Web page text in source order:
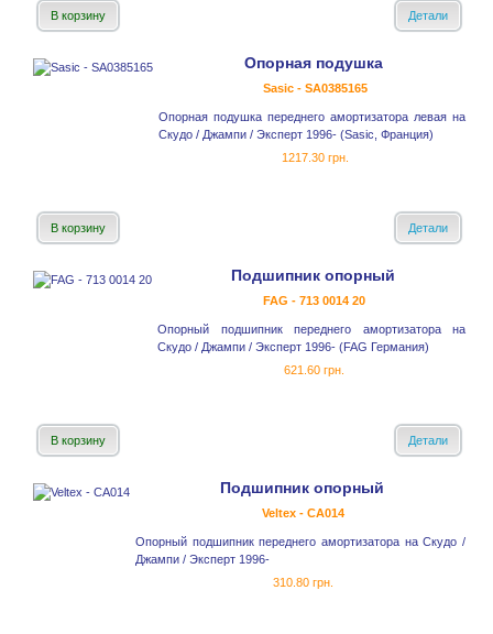
В корзину Детали
Опорная подушка
Sasic - SA0385165
Опорная подушка переднего амортизатора левая на
Скудо / Джампи / Эксперт 1996- (Sasic, Франция)
1217.30 грн.
В корзину Детали
Подшипник опорный
FAG - 713 0014 20
Опорный подшипник переднего амортизатора на
Скудо / Джампи / Эксперт 1996- (FAG Германия)
621.60 грн.
В корзину Детали
Подшипник опорный
Veltex - CA014
Опорный подшипник переднего амортизатора на Скудо /
Джампи / Эксперт 1996-
310.80 грн.